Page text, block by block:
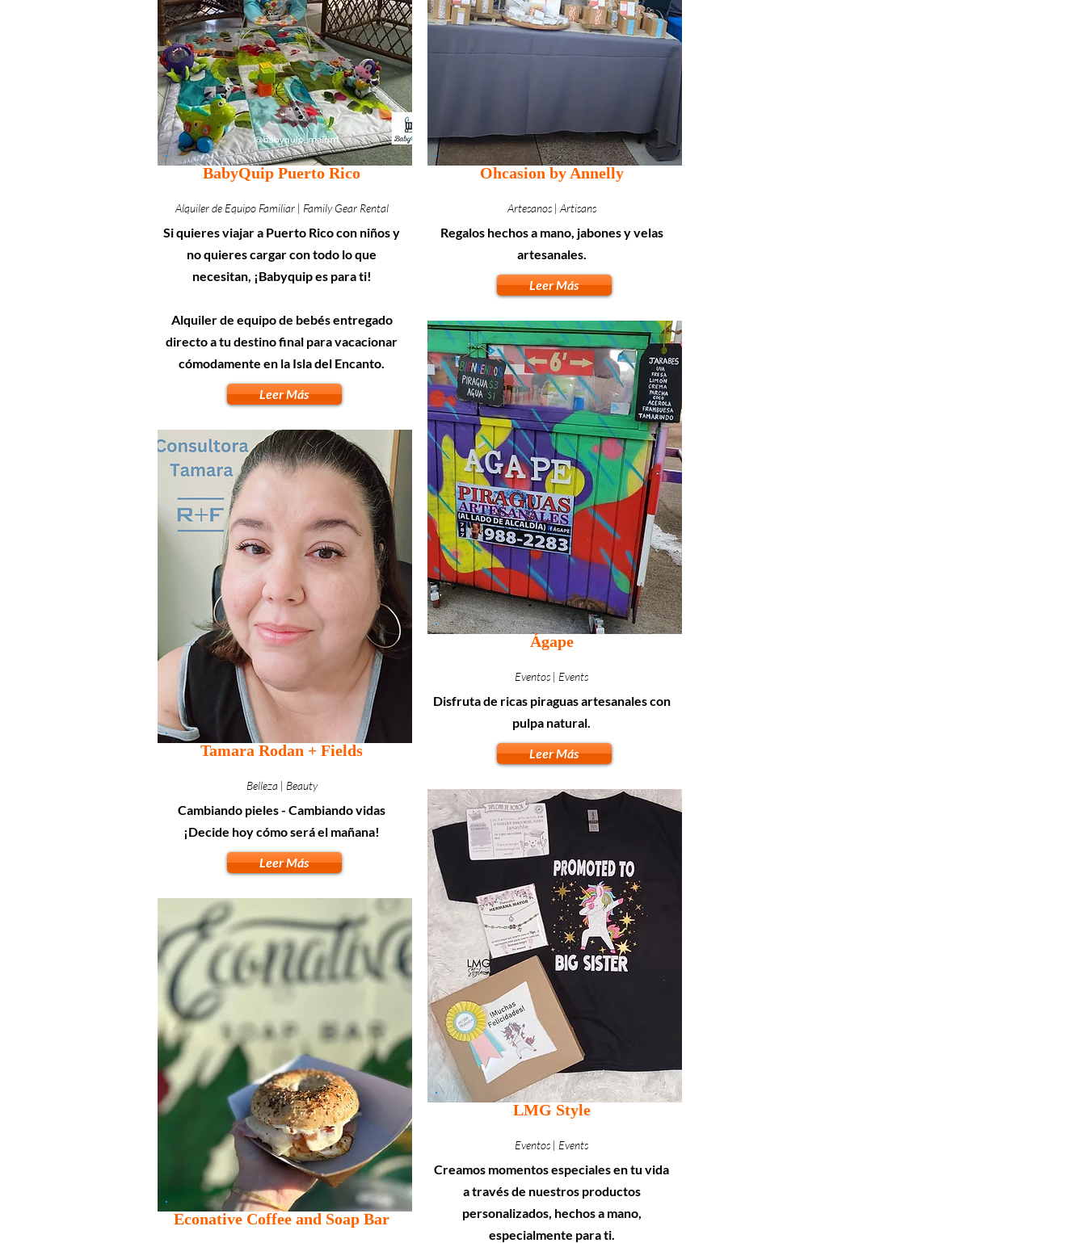
BabyQuip Puerto Rico
Alquiler de Equipo Familiar | Family Gear Rental
Si quieres viajar a Puerto Rico con niños y
no quieres cargar con todo lo que
necesitan, ¡Babyquip es para ti!
Alquiler de equipo de bebés entregado
directo a tu destino final para vacacionar
cómodamente en la Isla del Encanto.
Leer Más
Tamara Rodan + Fields
Belleza | Beauty
Cambiando pieles - Cambiando vidas
¡Decide hoy cómo será el mañana!
Leer Más
Econative Coffee and Soap Bar
Ohcasion by Annelly
Artesanos | Artisans
Regalos hechos a mano, jabones y velas
artesanales.
Leer Más
Ágape
Eventos | Events
Disfruta de ricas piraguas artesanales con
pulpa natural.
Leer Más
LMG Style
Eventos | Events
Creamos momentos especiales en tu vida
a través de nuestros productos
personalizados, hechos a mano,
especialmente para ti.